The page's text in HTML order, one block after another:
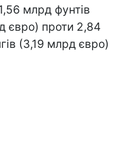
млрд фунтів
євро) проти 2,84
(3,19 млрд євро)